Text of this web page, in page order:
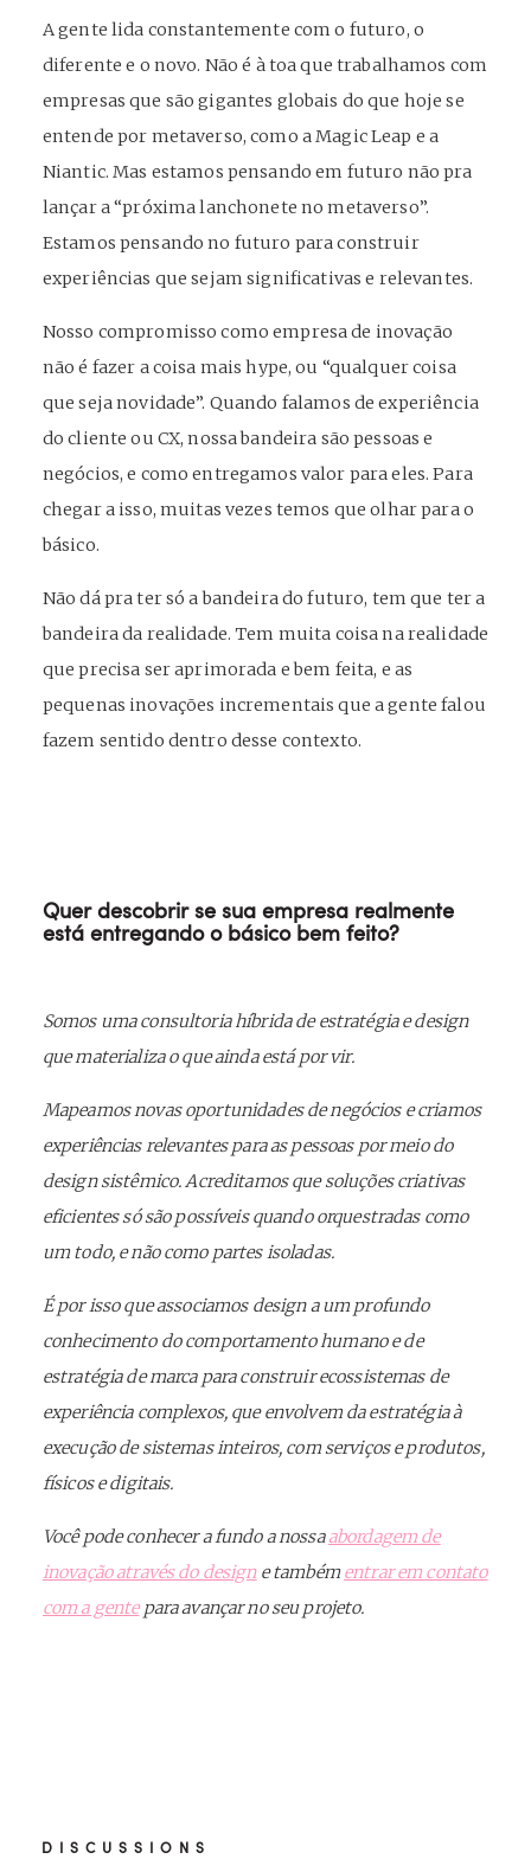
A gente lida constantemente com o futuro, o
diferente e o novo. Não é à toa que trabalhamos com
empresas que são gigantes globais do que hoje se
entende por metaverso, como a Magic Leap e a
Niantic. Mas estamos pensando em futuro não pra
lançar a “próxima lanchonete no metaverso”.
Estamos pensando no futuro para construir
experiências que sejam significativas e relevantes.
Nosso compromisso como empresa de inovação
não é fazer a coisa mais hype, ou “qualquer coisa
que seja novidade”. Quando falamos de experiência
do cliente ou CX, nossa bandeira são pessoas e
negócios, e como entregamos valor para eles. Para
chegar a isso, muitas vezes temos que olhar para o
básico.
Não dá pra ter só a bandeira do futuro, tem que ter a
bandeira da realidade. Tem muita coisa na realidade
que precisa ser aprimorada e bem feita, e as
pequenas inovações incrementais que a gente falou
fazem sentido dentro desse contexto.
Quer descobrir se sua empresa realmente
está entregando o básico bem feito?
Somos uma consultoria híbrida de estratégia e design
que materializa o que ainda está por vir.
Mapeamos novas oportunidades de negócios e criamos
experiências relevantes para as pessoas por meio do
design sistêmico. Acreditamos que soluções criativas
eficientes só são possíveis quando orquestradas como
um todo, e não como partes isoladas.
É por isso que associamos design a um profundo
conhecimento do comportamento humano e de
estratégia de marca para construir ecossistemas de
experiência complexos, que envolvem da estratégia à
execução de sistemas inteiros, com serviços e produtos,
físicos e digitais.
Você pode conhecer a fundo a nossaabordagem de
inovação através do designe tambémentrar em contato
com a gentepara avançar no seu projeto.
DISCUSSIONS